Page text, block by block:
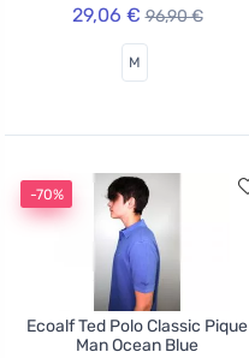
29,06 € 96,90 €
M
-70%
Ecoalf Ted Polo Classic Pique
Man Ocean Blue